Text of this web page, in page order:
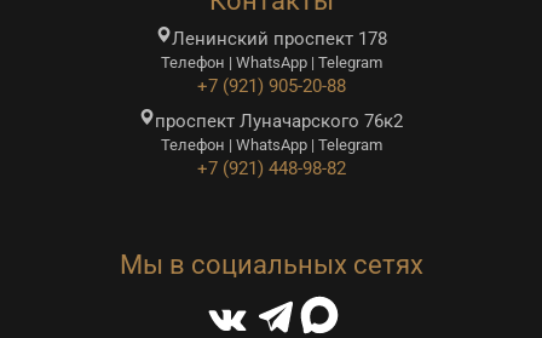
Ленинский проспект 178
Телефон | WhatsApp | Telegram
+7 (921) 905-20-88
проспект Луначарского 76к2
Телефон | WhatsApp | Telegram
+7 (921) 448-98-82
Мы в социальных сетях